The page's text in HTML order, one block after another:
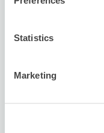
Statistics
Marketing
从Namba站步行1分钟。
本日營業時間